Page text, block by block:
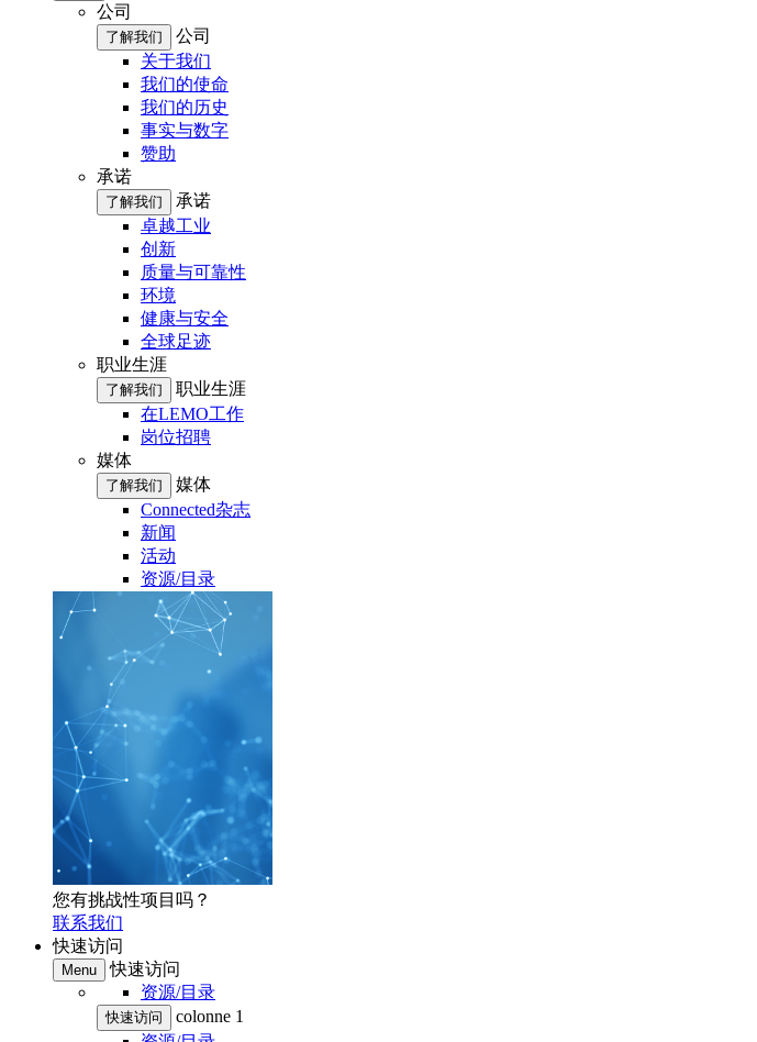
公司
了解我们
公司
关于我们
我们的使命
我们的历史
事实与数字
赞助
承诺
了解我们
承诺
卓越工业
创新
质量与可靠性
环境
健康与安全
全球足迹
职业生涯
了解我们
职业生涯
在LEMO工作
岗位招聘
媒体
了解我们
媒体
Connected杂志
新闻
活动
资源/目录
您有挑战性项目吗？
联系我们
快速访问
Menu
快速访问
资源/目录
快速访问
colonne 1